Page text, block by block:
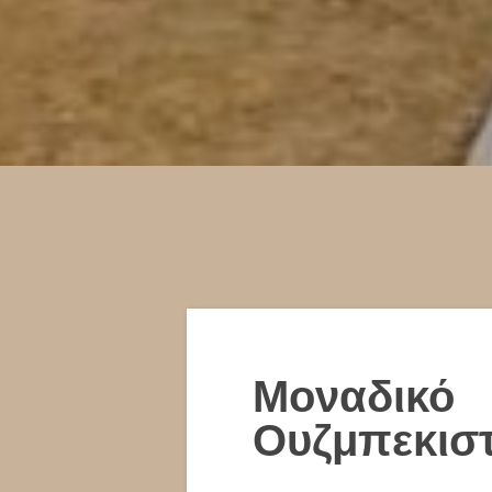
Μοναδικό